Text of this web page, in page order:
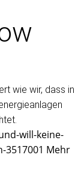
wie wir, dass in
will-keine-
Mehr